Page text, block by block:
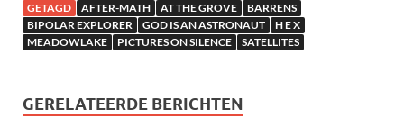
GETAGD AFTER-MATH AT THE GROVE
BARRENS
BIPOLAR EXPLORER
GOD IS AN ASTRONAUT
H E X
MEADOWLAKE
PICTURES ON SILENCE SATELLITES
GERELATEERDE BERICHTEN